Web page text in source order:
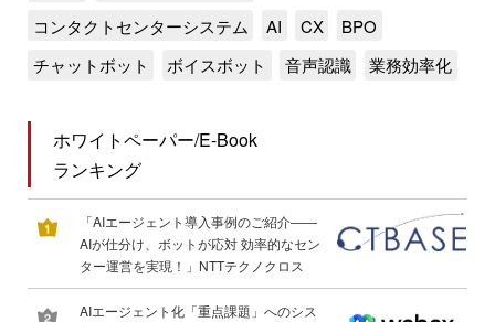
コンタクトセンターシステム
AI CX
BPO
チャットボット
ボイスボット 音声認識 業務効率化
ホワイトペーパー/E-Book
ランキング
「AIエージェント導入事例のご紹介――
AIが仕分け、ボットが応対 効率的なセン
ター運営を実現！」NTTテクノクロス
AIエージェント化「重点課題」へのシス